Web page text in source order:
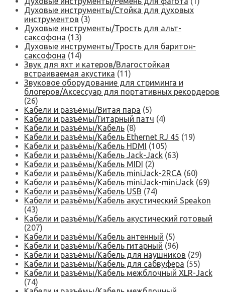
Духовые инструменты/Стойка для духовых
инструментов (3)
Духовые инструменты/Трость для альт-
саксофона (13)
Духовые инструменты/Трость для баритон-
саксофона (14)
Звук для яхт и катеров/Влагостойкая
встраиваемая акустика (11)
Звуковое оборудование для стриминга и
блогеров/Аксессуар для портативных рекордеров
(26)
Кабели и разъёмы/Витая пара (5)
Кабели и разъёмы/Гитарный патч (4)
Кабели и разъёмы/Кабель (8)
Кабели и разъёмы/Кабель Ethernet RJ 45 (19)
Кабели и разъёмы/Кабель HDMI (105)
Кабели и разъёмы/Кабель Jack-Jack (63)
Кабели и разъёмы/Кабель MIDI (2)
Кабели и разъёмы/Кабель miniJack-2RCA (60)
Кабели и разъёмы/Кабель miniJack-miniJack (69)
Кабели и разъёмы/Кабель USB (74)
Кабели и разъёмы/Кабель акустический Speakon
(43)
Кабели и разъёмы/Кабель акустический готовый
(207)
Кабели и разъёмы/Кабель антенный (5)
Кабели и разъёмы/Кабель гитарный (96)
Кабели и разъёмы/Кабель для наушников (29)
Кабели и разъёмы/Кабель для сабвуфера (55)
Кабели и разъёмы/Кабель межблочный XLR-Jack
(74)